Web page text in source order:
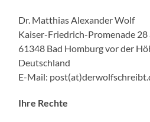
Dr. Matthias Alexander Wolf
Kaiser-Friedrich-Promenade 28
61348 Bad Homburg vor der
Deutschland
E-Mail:
Ihre Rechte